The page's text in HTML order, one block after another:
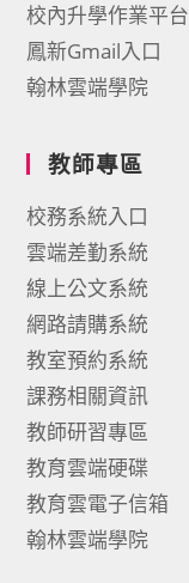
校內升學作業平台
鳳新Gmail入口
翰林雲端學院
教師專區
校務系統入口
雲端差勤系統
線上公文系統
網路請購系統
教室預約系統
課務相關資訊
教師研習專區
教育雲端硬碟
教育雲電子信箱
翰林雲端學院